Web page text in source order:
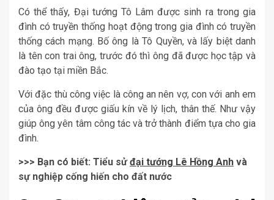
Có thể thấy, Đại tướng Tô Lâm được sinh ra trong gia
đình có truyền thống hoạt động trong gia đình có truyền
thống cách mạng. Bố ông là Tô Quyền, và lấy biệt danh
là tên con trai ông, trước đó thì ông đã được học tập và
đào tạo tại miền Bắc.
Với đặc thù công việc là công an nên vợ, con với anh em
của ông đều được giấu kín về lý lịch, thân thế. Như vậy
giúp ông yên tâm công tác và trở thành điểm tựa cho gia
đình.
>>> Bạn có biết: Tiểu sửđại tướng Lê Hồng Anh và
sự nghiệp cống hiến cho đất nước